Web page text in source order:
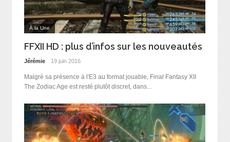
À la Une
FFXII HD : plus d’infos sur les nouveautés
Jérémie 19 juin 2016
Malgré sa présence à l'E3 au format jouable, Final Fantasy XII
The Zodiac Age est resté plutôt discret, dans...